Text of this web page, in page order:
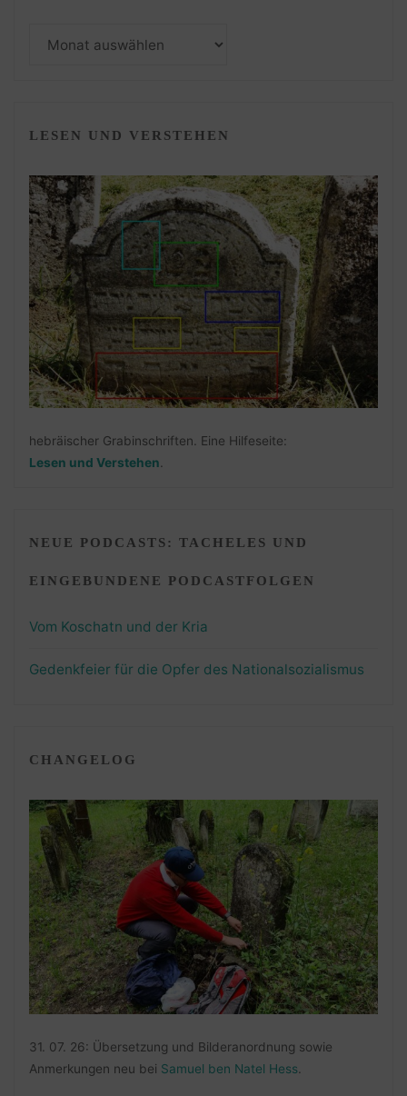
LESEN UND VERSTEHEN
hebräischer Grabinschriften. Eine Hilfeseite:
Lesen und Verstehen
NEUE PODCASTS: TACHELES UND
EINGEBUNDENE PODCASTFOLGEN
Vom Koschatn und der Kria
Gedenkfeier für die Opfer des Nationalsozialismus
CHANGELOG
31. 07. 26: Übersetzung und Bilderanordnung sowie
Anmerkungen neu bei Samuel ben Natel Hess